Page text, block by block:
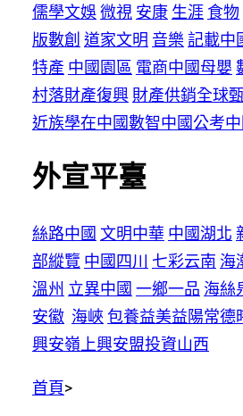
儒學文娛微視 安康 生涯 食物
版數創 道家文明 音樂 記載中
特產 中國園區 電商中國母嬰
村落財產復興 財產供銷全球
近族學在中國數智中國公考
外宣平臺
絲路中國 文明中華 中國湖北
部縱覽 中國四川 七彩云南 海
溫州 立異中國 一鄉一品 海絲
安徽 海峽 包養益美益陽常德
興安嶺上興安盟投資山西
首頁>